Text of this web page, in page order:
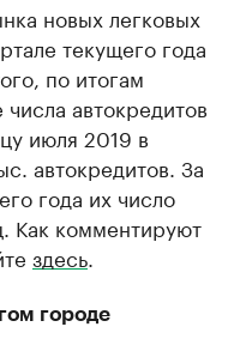
новых легковых
текущего года
по итогам
автокредитов
июля 2019 в
автокредитов. За
года их число
Как комментируют
здесь
городе